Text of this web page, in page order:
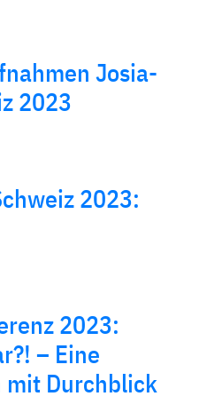
Josia-
2023
2023:
2023:
– Eine
mit Durchblick